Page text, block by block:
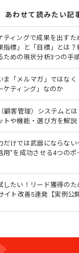
あわせて読みたい記
ティングで成果を出すた
指標」と「目標」とは？
ための現状分析3つの手
ま「メルマガ」ではなく
ケティング」なのか
顧客管理）システムとは
トや機能・選び方を解説
だけでは武器にならない
用”を成功させる4つのポ
したい！リード獲得のた
イト改善5連発【実例公開